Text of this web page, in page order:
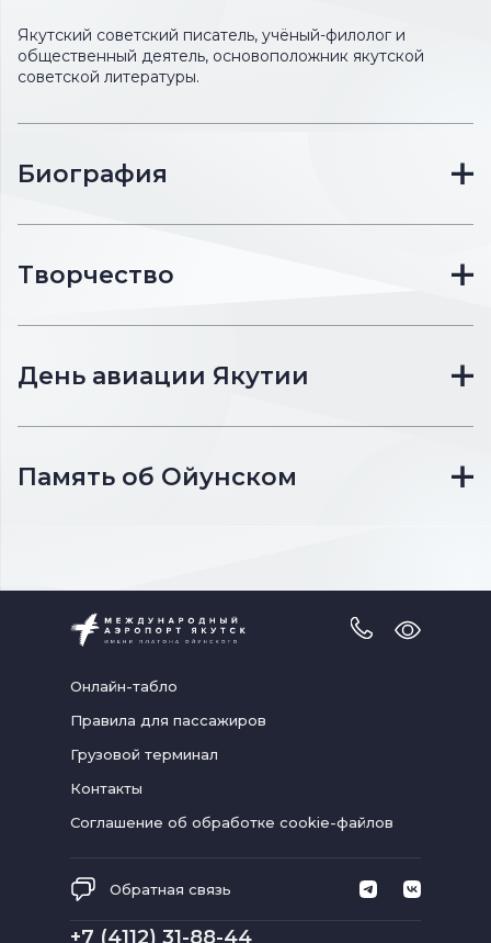
Якутский советский писатель, учёный-филолог и
общественный деятель, основоположник якутской
советской литературы.
Биография
Творчество
День авиации Якутии
Память об Ойунском
Версия
Онлайн-табло
Правила для пассажиров
Грузовой терминал
Контакты
Соглашение об обработке cookie-файлов
Обратная связь
+7 (4112) 31-88-44